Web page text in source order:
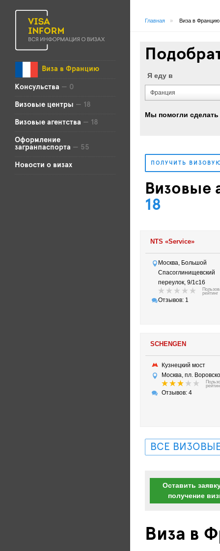
Виза в Францию
Консульства — 0
Визовые центры — 18
Визовые агентства — 18
Оформление
загранпаспорта — 55
Новости о визах
Главная » Виза в
Я еду в
Франция
Мы помогли
ПОЛУЧИТЬ
Визовые
18
NTS «Service»
Москва, Большой
Спасоглинищевский
переулок, 9/1с16
рейтинг
Отзывов: 1
SCHENGEN
Кузнецкий мост
Москва, пл.
Отзывов: 4
ВСЕ
Оставить
получение
Виза в